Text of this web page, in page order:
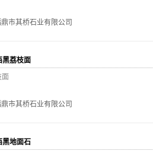
市其桥石业有限公司
黑荔枝面
面
市其桥石业有限公司
黑地面石